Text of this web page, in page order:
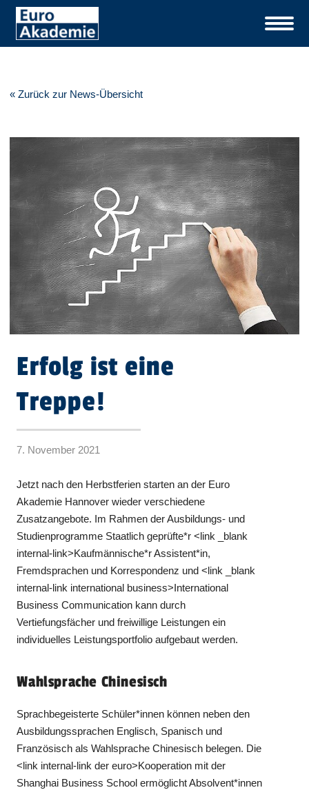
« Zurück zur News-Übersicht
Erfolg ist eine
Treppe!
7. November 2021
Jetzt nach den Herbstferien starten an der Euro
Akademie Hannover wieder verschiedene
Zusatzangebote. Im Rahmen der Ausbildungs- und
Studienprogramme Staatlich geprüfte*r <link _blank
internal-link>Kaufmännische*r Assistent*in,
Fremdsprachen und Korrespondenz und <link _blank
internal-link international business>International
Business Communication kann durch
Vertiefungsfächer und freiwillige Leistungen ein
individuelles Leistungsportfolio aufgebaut werden.
Wahlsprache Chinesisch
Sprachbegeisterte Schüler*innen können neben den
Ausbildungssprachen Englisch, Spanisch und
Französisch als Wahlsprache Chinesisch belegen. Die
<link internal-link der euro>Kooperation mit der
Shanghai Business School ermöglicht Absolvent*innen